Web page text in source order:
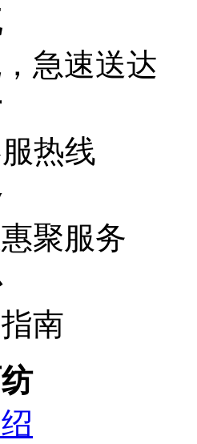
急速送达
热线
聚服务
南